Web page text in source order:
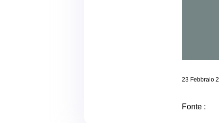
23 Febbraio
Fonte :